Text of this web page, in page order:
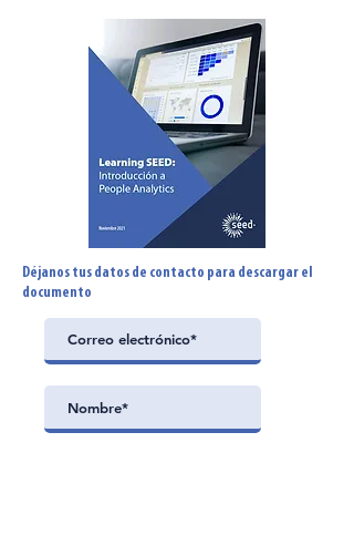
Déjanos tus datos de contacto para descargar el
documento